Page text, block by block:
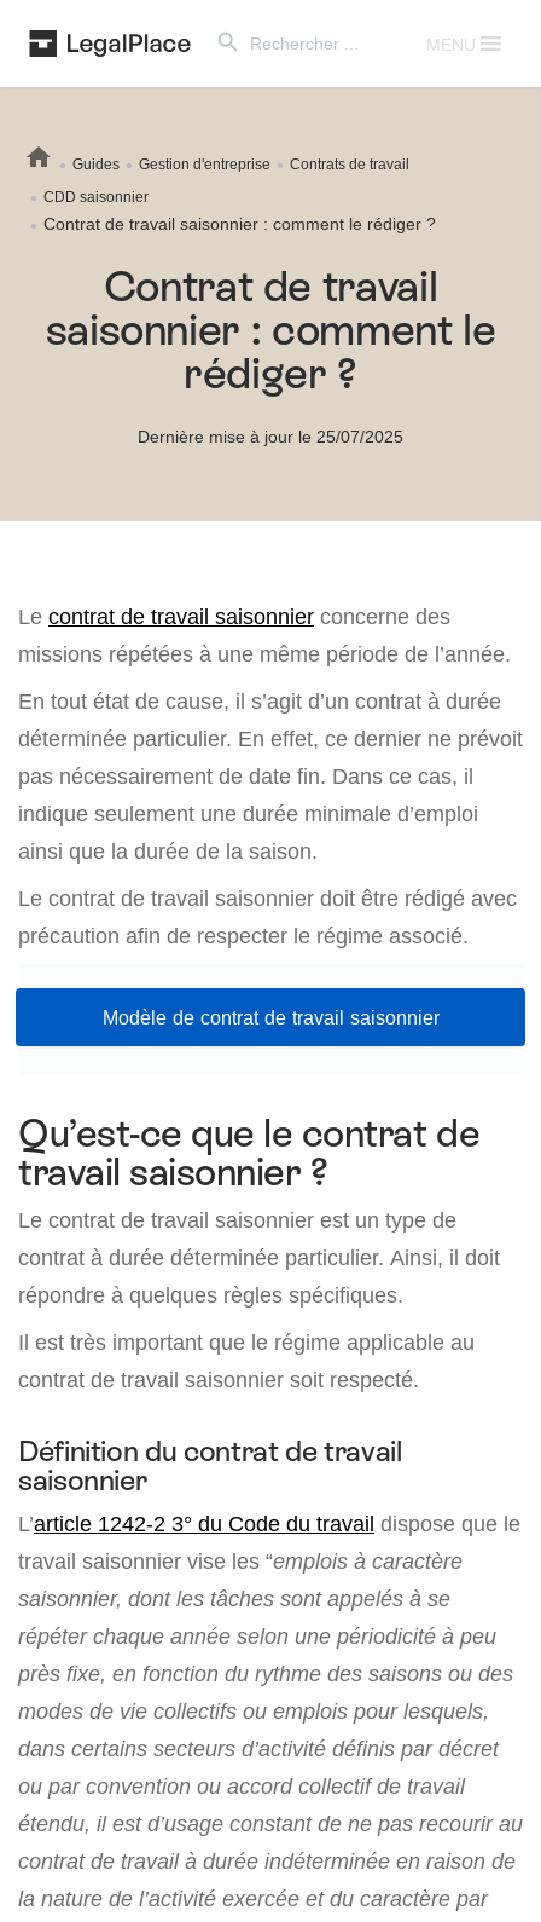
for:
MENU
Guides Gestion d'entreprise
Contrats de travail
CDD saisonnier
Contrat de travail saisonnier : comment le rédiger ?
Contrat de travail
saisonnier : comment le
rédiger ?
Dernière mise à jour le 25/07/2025
Le contrat de travail saisonnier concerne des
missions répétées à une même période de l’année.
En tout état de cause, il s’agit d’un contrat à durée
déterminée particulier. En effet, ce dernier ne prévoit
pas nécessairement de date fin. Dans ce cas, il
indique seulement une durée minimale d’emploi
ainsi que la durée de la saison.
Le contrat de travail saisonnier doit être rédigé avec
précaution afin de respecter le régime associé.
Modèle de contrat de travail saisonnier
Qu’est-ce que le contrat de
travail saisonnier ?
Le contrat de travail saisonnier est un type de
contrat à durée déterminée particulier. Ainsi, il doit
répondre à quelques règles spécifiques.
Il est très important que le régime applicable au
contrat de travail saisonnier soit respecté.
Définition du contrat de travail
saisonnier
L’article 1242-2 3° du Code du travail dispose que le
travail saisonnier vise les “emplois à caractère
saisonnier, dont les tâches sont appelés à se
répéter chaque année selon une périodicité à peu
près fixe, en fonction du rythme des saisons ou des
modes de vie collectifs ou emplois pour lesquels,
dans certains secteurs d’activité définis par décret
ou par convention ou accord collectif de travail
étendu, il est d’usage constant de ne pas recourir au
contrat de travail à durée indéterminée en raison de
la nature de l’activité exercée et du caractère par